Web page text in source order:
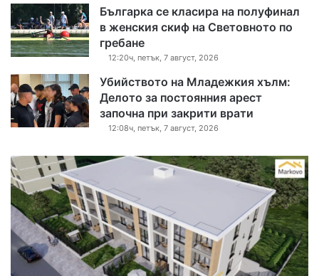
Българка се класира на полуфинал
в женския скиф на Световното по
гребане
12:20ч, петък, 7 август, 2026
Убийството на Младежкия хълм:
Делото за постоянния арест
започна при закрити врати
12:08ч, петък, 7 август, 2026